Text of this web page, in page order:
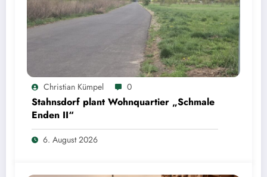
Christian Kümpel 0
Stahnsdorf plant Wohnquartier „Schmale
Enden II“
6. August 2026